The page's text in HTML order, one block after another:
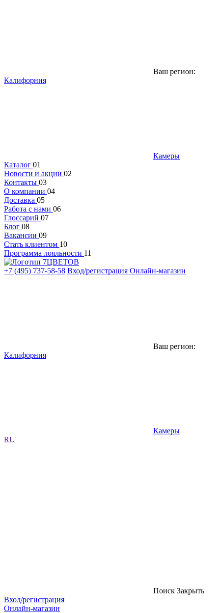
Ваш регион:
Калифорния
Камеры
Каталог 01
Новости и акции 02
Контакты 03
О компании 04
Доставка 05
Работа с нами 06
Глоссарий 07
Блог 08
Вакансии 09
Стать клиентом 10
Программа лояльности 11
+7 (495) 737-58-58 Вход/регистрация Онлайн-магазин
Ваш регион:
Калифорния
Камеры
RU
Поиск Закрыть
Вход/регистрация
Онлайн-магазин